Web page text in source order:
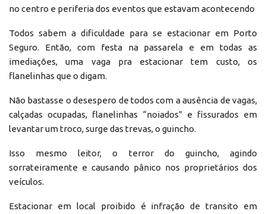
no centro e periferia dos eventos que estavam acontecendo
Todos sabem a dificuldade para se estacionar em Porto
Seguro. Então, com festa na passarela e em todas as
imediações, uma vaga pra estacionar tem custo, os
flanelinhas que o digam.
Não bastasse o desespero de todos com a ausência de vagas,
calçadas ocupadas, flanelinhas “noiados” e fissurados em
levantar um troco, surge das trevas, o guincho.
Isso mesmo leitor, o terror do guincho, agindo
sorrateiramente e causando pânico nos proprietários dos
veículos.
Estacionar em local proibido é infração de transito em